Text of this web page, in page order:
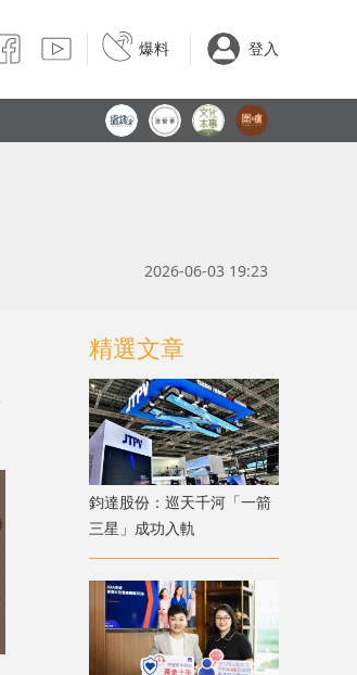
爆料 登入
2026-06-03 19:23
精選文章
鈞達股份：巡天千河「一箭
三星」成功入軌